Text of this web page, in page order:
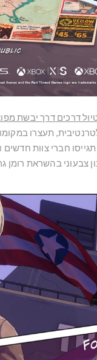
דרכים דרך יבשת
תעצרו
תגייסו חברי צוות
צבעוני בהשראת רומן